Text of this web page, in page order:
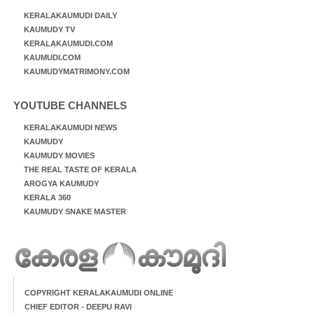
KERALAKAUMUDI DAILY
KAUMUDY TV
KERALAKAUMUDI.COM
KAUMUDI.COM
KAUMUDYMATRIMONY.COM
YOUTUBE CHANNELS
KERALAKAUMUDI NEWS
KAUMUDY
KAUMUDY MOVIES
THE REAL TASTE OF KERALA
AROGYA KAUMUDY
KERALA 360
KAUMUDY SNAKE MASTER
COPYRIGHT KERALAKAUMUDI ONLINE
CHIEF EDITOR - DEEPU RAVI